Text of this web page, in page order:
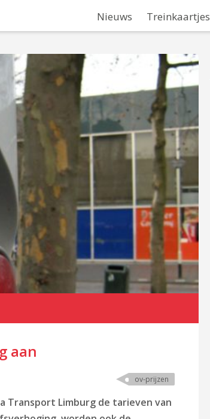
Nieuws Treinkaartjes
aan
ov-prijzen
Transport Limburg de tarieven van